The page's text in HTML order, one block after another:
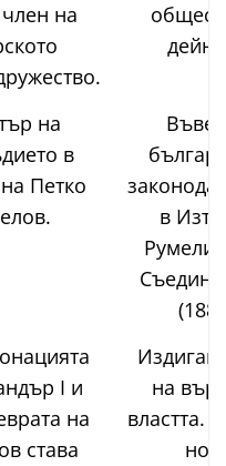
на
на
в
Петко
в
I и
на
става
на
властта.